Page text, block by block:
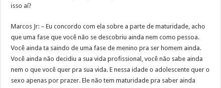
isso aí?
Marcos Jr: – Eu concordo com ela sobre a parte de maturidade, acho
que uma fase que você não se descobriu ainda nem como pessoa.
Você ainda ta saindo de uma fase de menino pra ser homem ainda.
Você ainda não decidiu a sua vida profissional, você não sabe ainda
nem o que você quer pra sua vida. E nessa idade o adolescente quer o
sexo apenas por prazer. Ele não tem maturidade pra saber ainda